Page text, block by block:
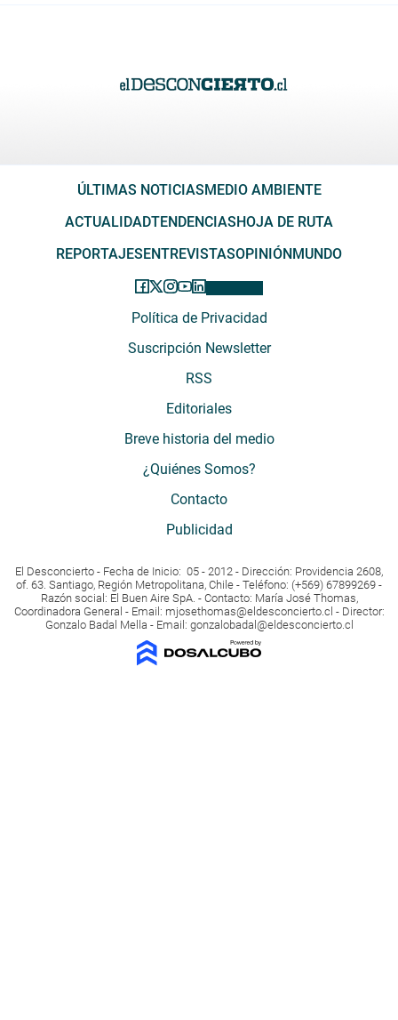
ÚLTIMAS NOTICIASMEDIO AMBIENTE
ACTUALIDADTENDENCIASHOJA DE RUTA
REPORTAJESENTREVISTASOPINIÓNMUNDO
Política de Privacidad
Suscripción Newsletter
RSS
Editoriales
Breve historia del medio
¿Quiénes Somos?
Contacto
Publicidad
El Desconcierto - Fecha de Inicio: 05 - 2012 - Dirección: Providencia 2608,
of. 63. Santiago, Región Metropolitana, Chile - Teléfono: (+569) 67899269 -
Razón social: El Buen Aire SpA. - Contacto: María José Thomas,
Coordinadora General - Email: mjosethomas@eldesconcierto.cl - Director:
Gonzalo Badal Mella - Email: gonzalobadal@eldesconcierto.cl